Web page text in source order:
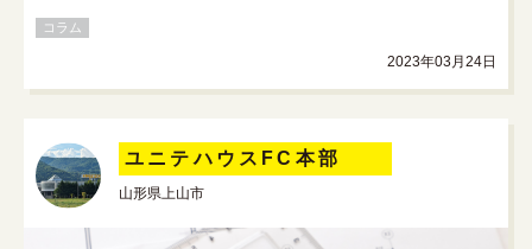
コラム
2023年03月24日
ユニテハウスFC本部
山形県上山市